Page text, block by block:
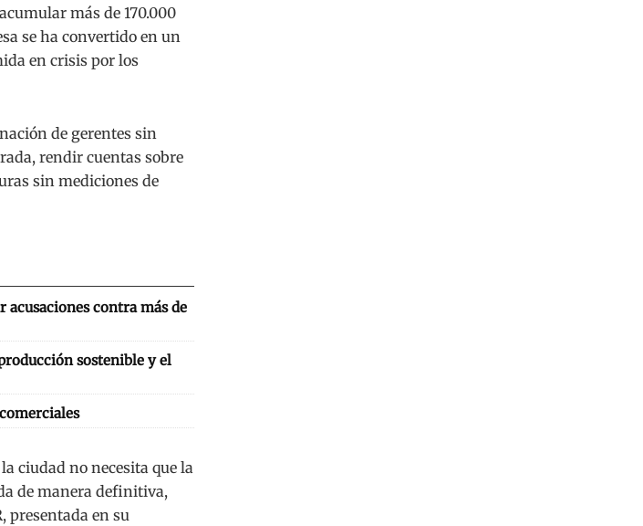
más de 170.000
se ha convertido en un
en crisis por los
de gerentes sin
rendir cuentas sobre
sin mediciones de
contra más de
sostenible y el
ciudad no necesita que la
de manera definitiva,
presentada en su